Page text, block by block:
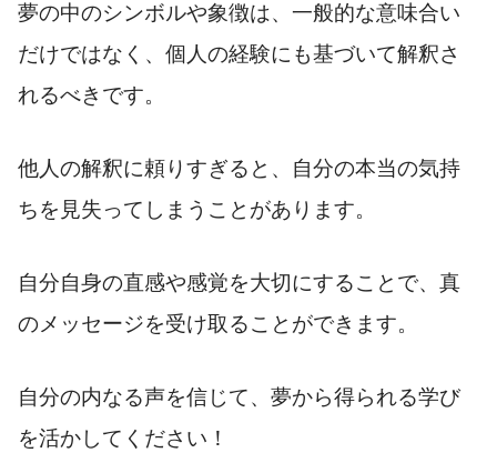
夢の中のシンボルや象徴は、一般的な意味合い
だけではなく、個人の経験にも基づいて解釈さ
れるべきです。
他人の解釈に頼りすぎると、自分の本当の気持
ちを見失ってしまうことがあります。
自分自身の直感や感覚を大切にすることで、真
のメッセージを受け取ることができます。
自分の内なる声を信じて、夢から得られる学び
を活かしてください！